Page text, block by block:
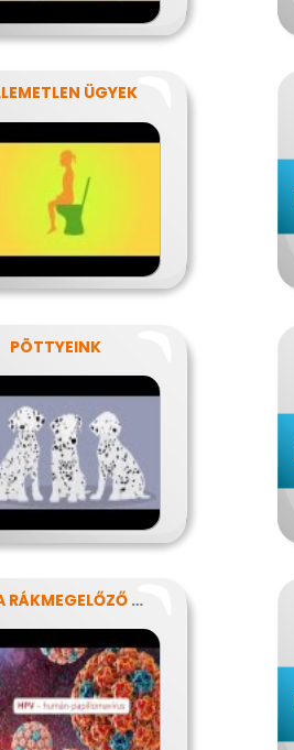
ÜGYEK
PÖTTYEINK
HPV: A RÁKMEGELŐZŐ OLTÁS